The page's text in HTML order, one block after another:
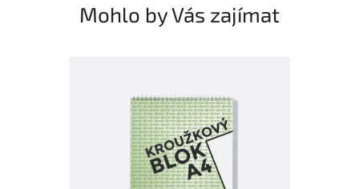
Mohlo by Vás zajímat